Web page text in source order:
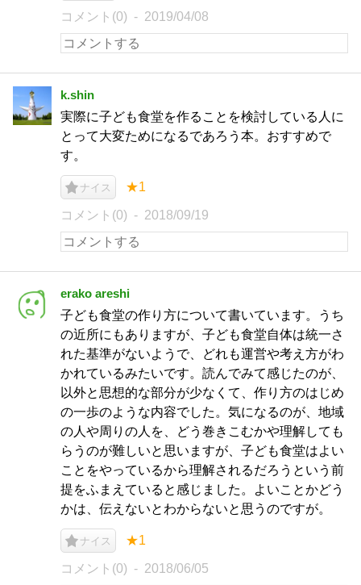
コメント(0) 2019/04/08
k.shin
実際に子ども食堂を作ることを検討している人に
とって大変ためになるであろう本。おすすめで
す。
ナイス ★1
コメント(0) 2018/09/19
erako areshi
子ども食堂の作り方について書いています。うち
の近所にもありますが、子ども食堂自体は統一さ
れた基準がないようで、どれも運営や考え方がわ
かれているみたいです。読んでみて感じたのが、
以外と思想的な部分が少なくて、作り方のはじめ
の一歩のような内容でした。気になるのが、地域
の人や周りの人を、どう巻きこむかや理解しても
らうのが難しいと思いますが、子ども食堂はよい
ことをやっているから理解されるだろうという前
提をふまえていると感じました。よいことかどう
かは、伝えないとわからないと思うのですが。
ナイス ★1
コメント(0) 2018/06/05